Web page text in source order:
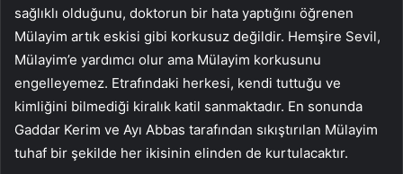
sağlıklı olduğunu, doktorun bir hata yaptığını öğrenen
Mülayim artık eskisi gibi korkusuz değildir. Hemşire Sevil,
Mülayim’e yardımcı olur ama Mülayim korkusunu
engelleyemez. Etrafındaki herkesi, kendi tuttuğu ve
kimliğini bilmediği kiralık katil sanmaktadır. En sonunda
Gaddar Kerim ve Ayı Abbas tarafından sıkıştırılan Mülayim
tuhaf bir şekilde her ikisinin elinden de kurtulacaktır.